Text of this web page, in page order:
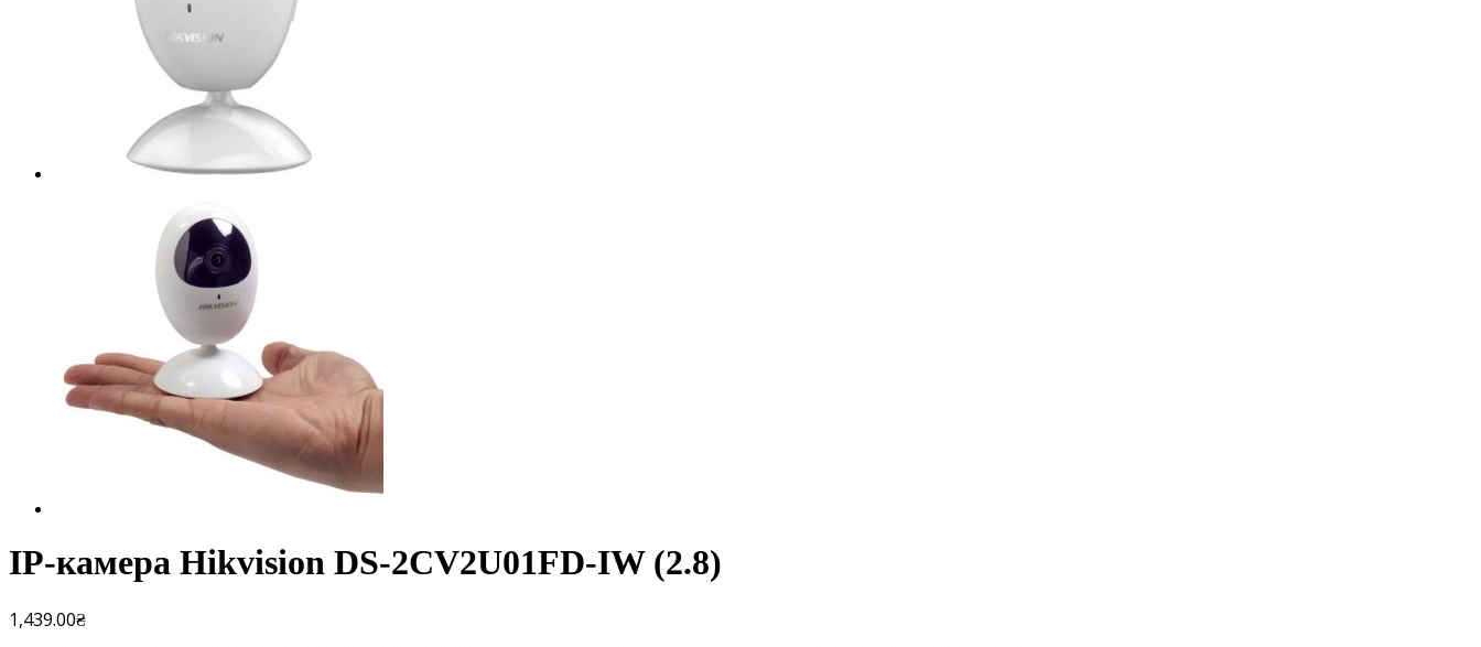
IP-камера Hikvision DS-2CV2U01FD-IW (2.8)
1,439.00₴